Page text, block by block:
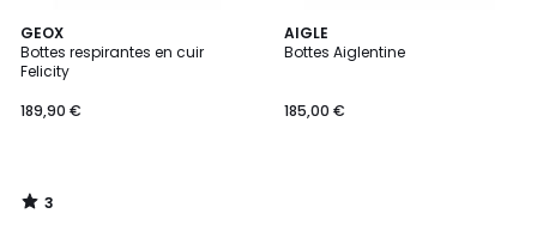
GEOX
Bottes respirantes en cuir
Felicity
189,90 €
3
/
5
3
/
AIGLE
Bottes Aiglentine
185,00 €